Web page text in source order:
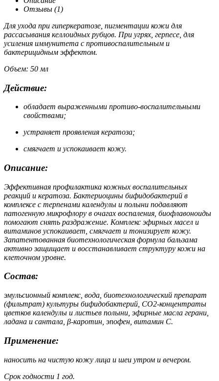
Отзывы (1)
Для ухода при гиперкератозе, пигментации кожи для
рассасывания келлоидных рубцов. При угрях, герпесе, для
усиления иммунитета с противоспалительным и
бактерицидным эффектом.
Объем: 50 мл
Действие:
обладает выраженными противо-воспалительными
свойствами;
устраняет проявления кератоза;
смягчает и успокаивает кожу.
Описание:
Эффективная профилактика кожных воспалительных
реакций и кератоза. Бактериоцины бифидобактерий в
комплексе с терпенами календулы и полыни подавляют
патогенную микрофлору в очагах воспаления, биофлавоноиды
помогают снять раздражение. Комплекс эфирных масел и
витаминов успокаивает, смягчает и тонизирует кожу.
Запатентованная биотехнологическая формула бальзама
активно защищает и восстанавливает структуру кожи на
клеточном уровне.
Состав:
эмульсионный комплекс, вода, биотехнологический препарат
(фильтрат) культуры бифидобактерий, СО2-концентраты
цветков календулы и листьев полыни, эфирные масла герани,
ладана и сантала, β-каротин, эпофен, витамин С.
Применение:
наносить на чистую кожу лица и шеи утром и вечером.
Срок годности 1 год.